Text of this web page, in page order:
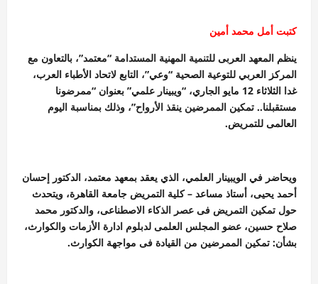
كتبت أمل محمد أمين
ينظم المعهد العربى للتنمية المهنية المستدامة “معتمد”، بالتعاون مع
المركز العربي للتوعية الصحية “وعي”، التابع لاتحاد الأطباء العرب،
غدا الثلاثاء 12 مايو الجاري، “ويبينار علمي” بعنوان “ممرضونا
مستقبلنا.. تمكين الممرضين ينقذ الأرواح”، وذلك بمناسبة اليوم
العالمى للتمريض.
ويحاضر في الويبينار العلمي، الذي يعقد بمعهد معتمد، الدكتور إحسان
أحمد يحيى، أستاذ مساعد – كلية التمريض جامعة القاهرة، ويتحدث
حول تمكين التمريض فى عصر الذكاء الاصطناعى، والدكتور محمد
صلاح حسين، عضو المجلس العلمى لدبلوم ادارة الأزمات والكوارث،
بشأن: تمكين الممرضين من القيادة فى مواجهة الكوارث.